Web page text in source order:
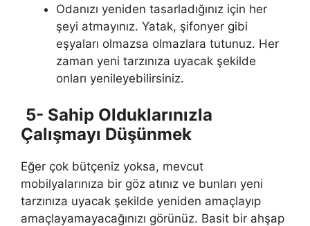
Odanızı yeniden tasarladığınız için her
şeyi atmayınız. Yatak, şifonyer gibi
eşyaları olmazsa olmazlara tutunuz. Her
zaman yeni tarzınıza uyacak şekilde
onları yenileyebilirsiniz.
5- Sahip Olduklarınızla
Çalışmayı Düşünmek
Eğer çok bütçeniz yoksa, mevcut
mobilyalarınıza bir göz atınız ve bunları yeni
tarzınıza uyacak şekilde yeniden amaçlayıp
amaçlayamayacağınızı görünüz. Basit bir ahşap